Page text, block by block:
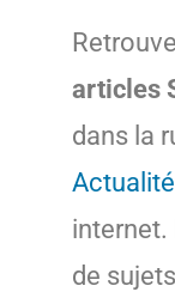
articles
dans la
de